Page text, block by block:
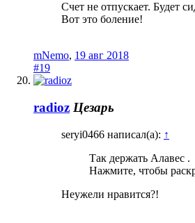
Счет не отпускает. Будет
Вот это боление!
mNemo, 19 авг 2018
#19
radioz Цезарь
seryi0466 написал(а): ↑
Так держать Алавес .
Нажмите, чтобы
Неужели нравится?!